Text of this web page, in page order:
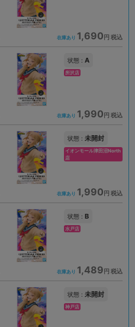
在庫あり 1,690 円 税込
状態 : A
所沢店
在庫あり 1,990 円 税込
状態 : 未開封
イオンモール津田沼North
店
在庫あり 1,990 円 税込
状態 : B
水戸店
在庫あり 1,489 円 税込
状態 : 未開封
神戸店